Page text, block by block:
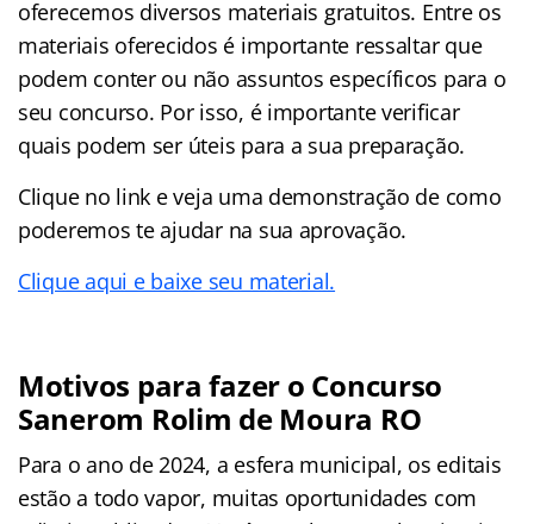
oferecemos diversos materiais gratuitos. Entre os
materiais oferecidos é importante ressaltar que
podem conter ou não assuntos específicos para o
seu concurso. Por isso, é importante verificar
quais podem ser úteis para a sua preparação.
Clique no link e veja uma demonstração de como
poderemos te ajudar na sua aprovação.
Clique aqui e baixe seu material.
Motivos para fazer o Concurso
Sanerom Rolim de Moura RO
Para o ano de 2024, a esfera municipal, os editais
estão a todo vapor, muitas oportunidades com